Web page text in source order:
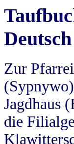
Zur
Jagdhaus
die